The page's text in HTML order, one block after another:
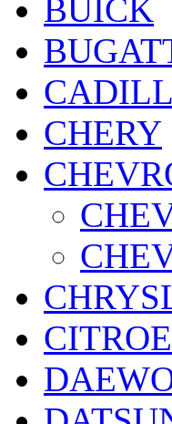
BUICK
CHERY